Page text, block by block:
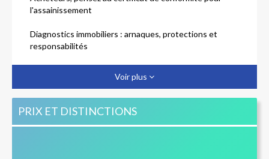
l'assainissement
Diagnostics immobiliers : arnaques, protections et
responsabilités
Vente d'un bien avec piscine et vices cachés :
jurisprudence du 8 avril 2014
Voir plus
PRIX ET DISTINCTIONS